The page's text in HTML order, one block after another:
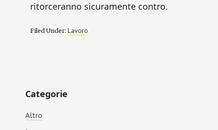
ritorceranno sicuramente contro.
Filed Under: Lavoro
Primary
Sidebar
Categorie
Altro